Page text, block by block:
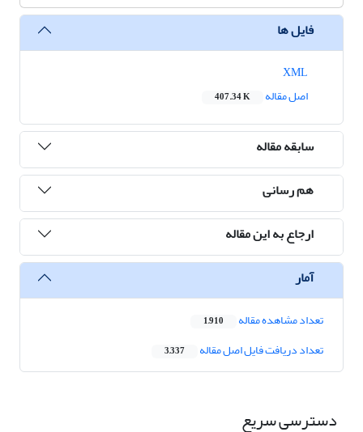
فایل ها
اصل مقاله
407.34 K
سابقه مقاله
هم رسانی
ارجاع به این مقاله
آمار
تعداد مشاهده مقاله 1,910
تعداد دریافت فایل اصل مقاله 3,337
دسترسی سریع